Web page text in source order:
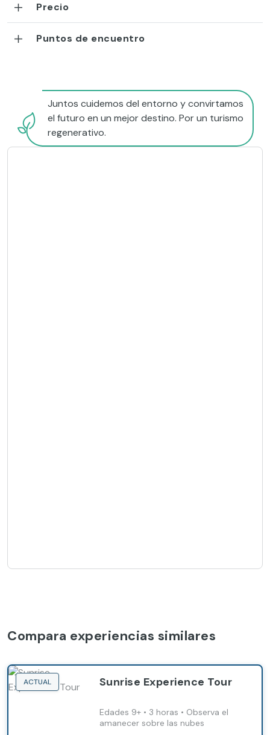
Precio
Puntos de encuentro
Juntos cuidemos del entorno y convirtamos
el futuro en un mejor destino. Por un turismo
regenerativo.
Compara experiencias similares
ACTUAL Sunrise Experience Tour
Edades 9+ • 3 horas • Observa el
amanecer sobre las nubes